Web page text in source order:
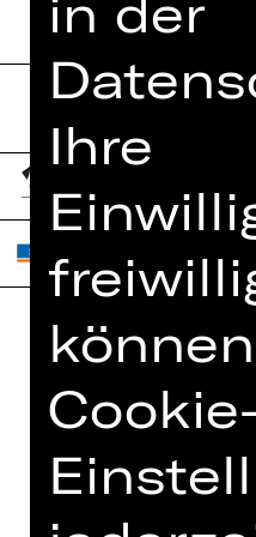
Home
Spielplan
Newsletter
Kartenkauf
Ihre